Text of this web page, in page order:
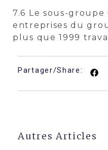
7.6 Le sous-
entreprises du
plus que 1999
Partager/Share:
Autres Articles